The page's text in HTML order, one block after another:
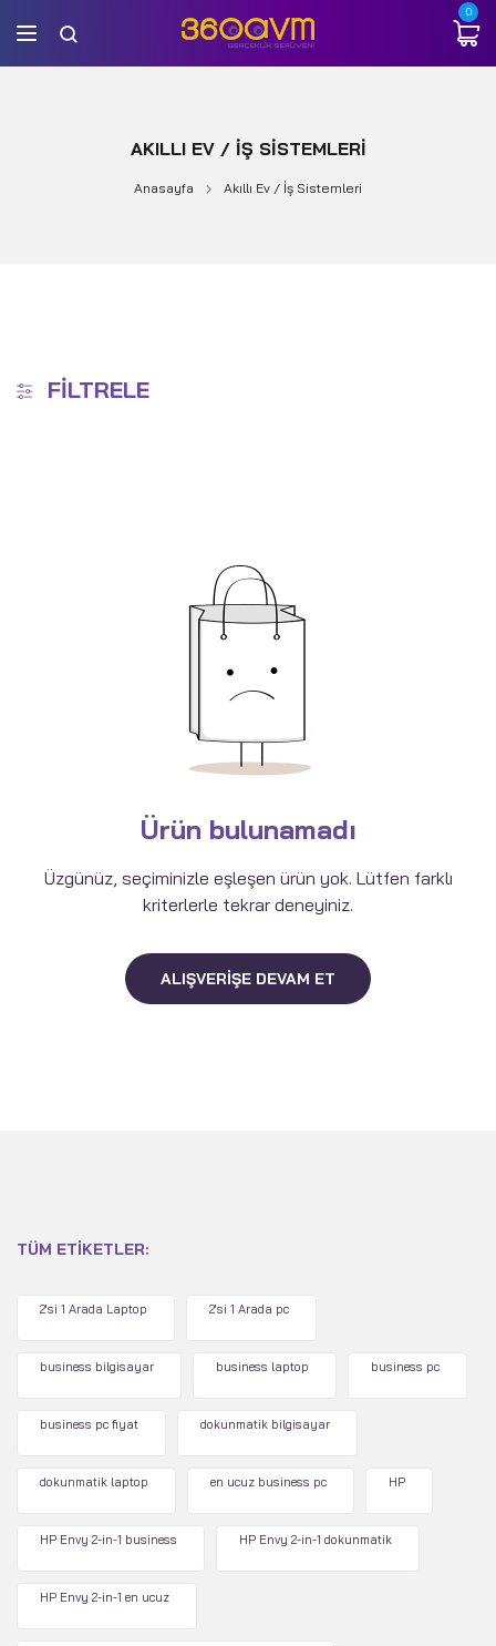
0
AKILLI EV / İŞ SISTEMLERI
Anasayfa Akıllı Ev / İş Sistemleri
FILTRELE
Ürün bulunamadı
Üzgünüz, seçiminizle eşleşen ürün yok. Lütfen farklı
kriterlerle tekrar deneyiniz.
ALIŞVERIŞE DEVAM ET
TÜM ETIKETLER:
2'si 1 Arada Laptop 2'si 1 Arada pc
business bilgisayar business laptop business pc
business pc fiyat dokunmatik bilgisayar
dokunmatik laptop en ucuz business pc HP
HP Envy 2-in-1 business HP Envy 2-in-1 dokunmatik
HP Envy 2-in-1 en ucuz